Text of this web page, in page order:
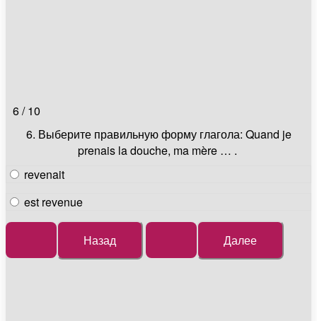
6 / 10
6. Выберите правильную форму глагола: Quand je
prenais la douche, ma mère … .
revenait
est revenue